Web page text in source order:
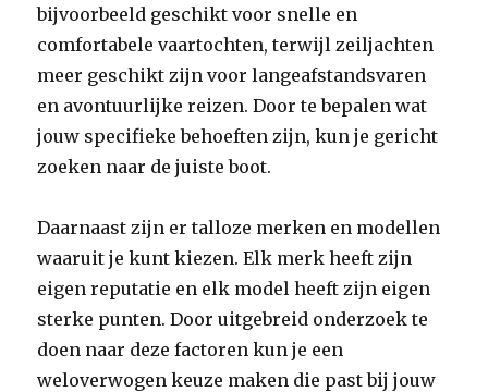
bijvoorbeeld geschikt voor snelle en
comfortabele vaartochten, terwijl zeiljachten
meer geschikt zijn voor langeafstandsvaren
en avontuurlijke reizen. Door te bepalen wat
jouw specifieke behoeften zijn, kun je gericht
zoeken naar de juiste boot.
Daarnaast zijn er talloze merken en modellen
waaruit je kunt kiezen. Elk merk heeft zijn
eigen reputatie en elk model heeft zijn eigen
sterke punten. Door uitgebreid onderzoek te
doen naar deze factoren kun je een
weloverwogen keuze maken die past bij jouw